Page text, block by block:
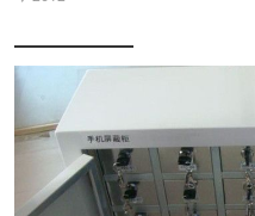
理作用 对于某些机关单位场所，规
号强度，在办公楼周围安装信号干扰
蔽效果不明显，保密级别不到位，所
蔽柜就显得很重要了。瑞丰智柜研发
网设备与基站或卫星之间的通信，
的频谱，杜绝了公网设备主动与被